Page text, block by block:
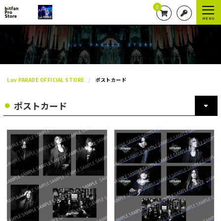
0
MENU
Luv PARADE OFFICIAL STORE ポストカード